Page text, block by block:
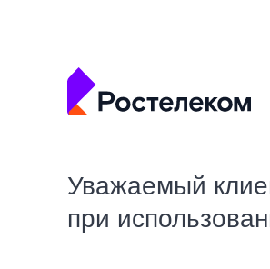
Уважаемый
при